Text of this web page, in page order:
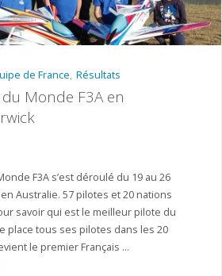
de France, Résultats
Monde F3A en
F3A s’est déroulé du 19 au 26
Australie. 57 pilotes et 20 nations
savoir qui est le meilleur pilote du
place tous ses pilotes dans les 20
le premier Français …